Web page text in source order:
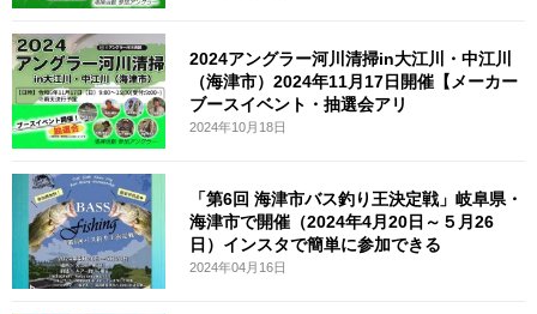
2024アングラー河川清掃in大江川・中江川
（海津市）2024年11月17日開催【メーカー
ブースイベント・抽選会アリ
2024年10月18日
「第6回 海津市バス釣り王決定戦」岐阜県・
海津市で開催（2024年4月20日～５月26
日）インスタで簡単に参加できる
2024年04月16日